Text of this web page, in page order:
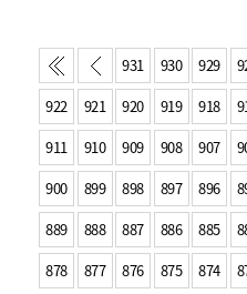
931 930 929
922
921 920 919 918
911
910 909 908 907
900
899 898 897 896
889
888 887 886 885
878
877 876 875 874